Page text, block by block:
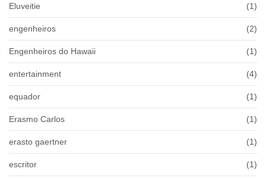
Eluveitie (1)
engenheiros (2)
Engenheiros do Hawaii (1)
entertainment (4)
equador (1)
Erasmo Carlos (1)
erasto gaertner (1)
escritor (1)